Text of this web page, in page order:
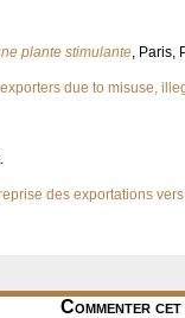
plante stimulante, Paris,
due to misuse,
des exportations
Commenter